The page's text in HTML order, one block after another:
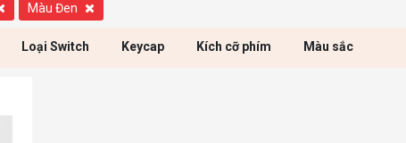
Màu Đen
Loại Switch Keycap Kích cỡ phím Màu sắc